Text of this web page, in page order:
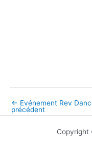
← Evénement Rev
précédent
Copyright